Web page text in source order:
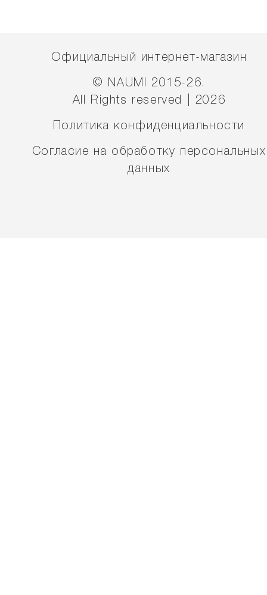
Официальный интернет-магазин
© NAUMI 2015-26.
All Rights reserved | 2026
Политика конфиденциальности
Согласие на обработку персональных
данных